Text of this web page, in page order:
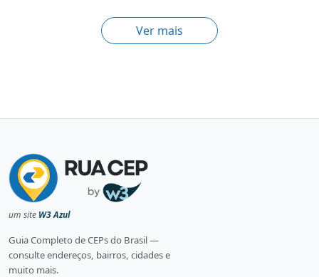
Ver mais
um site W3 Azul
Guia Completo de CEPs do Brasil —
consulte endereços, bairros, cidades e
muito mais.